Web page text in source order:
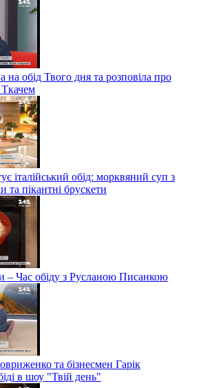
на обід Твого дня та розповіла про
італійський обід: морквяний суп з
та пікантні брускети
– Час обіду з Русланою Писанкою
та бізнесмен Гарік
в шоу "Твій день"